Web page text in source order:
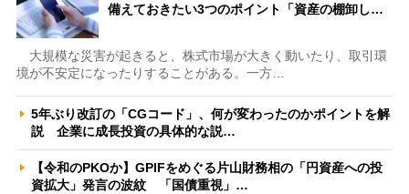
備えておきたい3つのポイント「資産の棚卸し…
大規模な災害が起きると、株式市場が大きく動いたり、取引環
境が不安定になったりすることがある。一方…
5年ぶり改訂の「CGコード」、何が変わったのかポイントを解
説 企業に成長投資の具体的な説…
【令和のPKOか】GPIFをめぐる片山財務相の「円資産への投
資拡大」発言の波紋 「国債重視」…